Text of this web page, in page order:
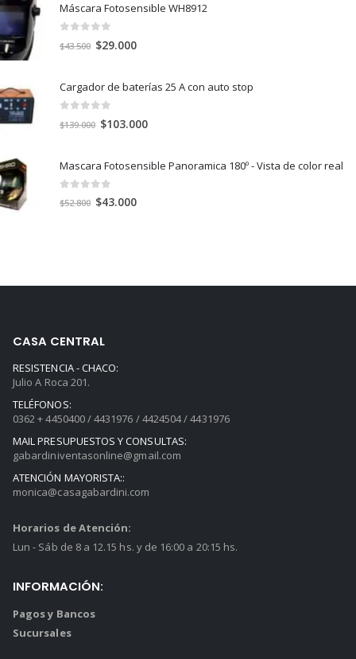
Máscara Fotosensible WH8912
out of 5
$43.500 El
$43.500.
$29.000El
Cargador de baterías 25 A con auto stop
out of 5
$139.000 El
$139.000.
$103.000El
Mascara Fotosensible Panoramica 180º - Vista de color real
out of 5
$52.800 El
$43.000El
CASA CENTRAL
RESISTENCIA - CHACO:
Julio A Roca 201.
TELÉFONOS:
0362 + 4450400 / 4431976 / 4424504 / 4431976
MAIL PRESUPUESTOS Y CONSULTAS:
gabardiniventasonline@gmail.com
ATENCIÓN MAYORISTA::
monica@casagabardini.com
Horarios de Atención:
Lun - Sáb de 8 a 12.15 hs. y de 16:00 a 20:15 hs.
INFORMACIÓN:
Pagos y Bancos
Sucursales